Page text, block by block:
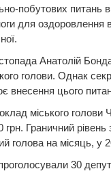
побутових питань в
для оздоровлення в
Анатолій
голови. Однак
внесення цього
міського
грн. Граничний
голова на місяць, у
30